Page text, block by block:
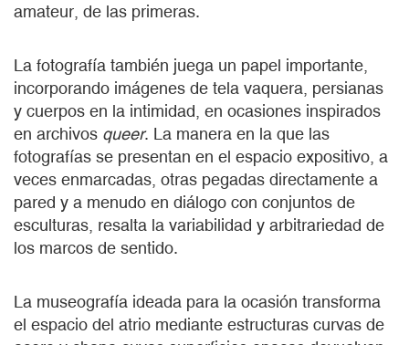
amateur, de las primeras.
La fotografía también juega un papel importante,
incorporando imágenes de tela vaquera, persianas
y cuerpos en la intimidad, en ocasiones inspirados
en archivos queer. La manera en la que las
fotografías se presentan en el espacio expositivo, a
veces enmarcadas, otras pegadas directamente a
pared y a menudo en diálogo con conjuntos de
esculturas, resalta la variabilidad y arbitrariedad de
los marcos de sentido.
La museografía ideada para la ocasión transforma
el espacio del atrio mediante estructuras curvas de